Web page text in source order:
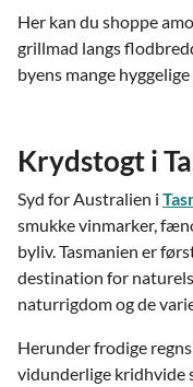
Her kan du shoppe
grillmad langs
byens mange
Krydstogt i
Syd for Australien i
smukke vinmarker,
byliv. Tasmanien er
destination for
naturrigdom og de
Herunder frodige
vidunderlige kridhvide